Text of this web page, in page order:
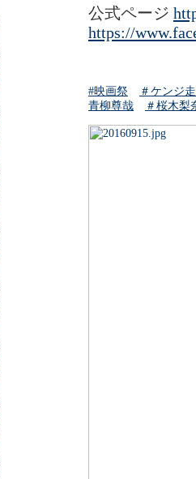
公式ページ
https://
#映画祭 ＃ ケンジ
青柳尊哉
＃ 桜木梨